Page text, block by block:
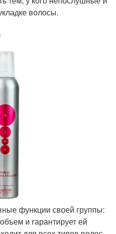
волосы.
функции своей группы:
и гарантирует ей